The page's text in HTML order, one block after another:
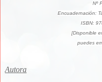
Nº
Encuadernación:
ISBN:
[Disponible
puedes
Autora